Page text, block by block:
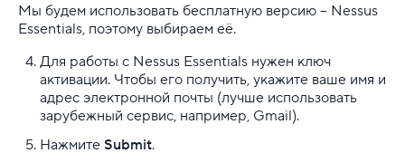
Мы будем использовать бесплатную версию – Nessus
Essentials, поэтому выбираем её.
Для работы с Nessus Essentials нужен ключ
активации. Чтобы его получить, укажите ваше имя и
адрес электронной почты (лучше использовать
зарубежный сервис, например, Gmail).
Нажмите Submit.